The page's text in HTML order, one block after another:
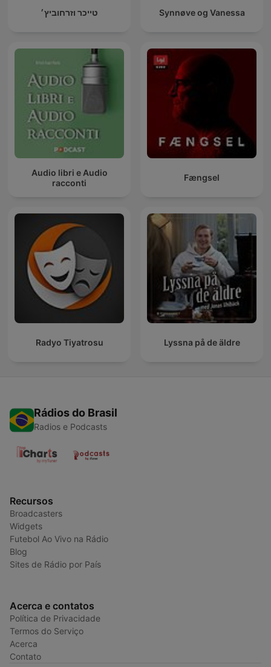
טייכר וזרחוביץ׳ Synnøve og Vanessa
Audio libri e Audio
racconti
Fængsel
Radyo Tiyatrosu Lyssna på de äldre
Rádios do Brasil
Radios e Podcasts
Recursos
Broadcasters
Widgets
Futebol Ao Vivo na Rádio
Blog
Sites de Rádio por País
Acerca e contatos
Política de Privacidade
Termos do Serviço
Acerca
Contato